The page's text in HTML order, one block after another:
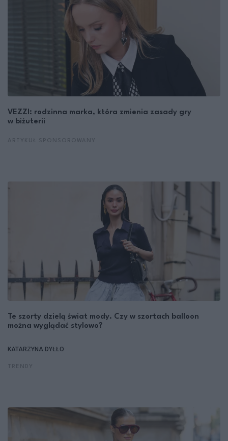
VEZZI: rodzinna marka, która zmienia zasady gry
w biżuterii
Te szorty dzielą świat mody. Czy w szortach balloon
można wyglądać stylowo?
KATARZYNA DYŁŁO